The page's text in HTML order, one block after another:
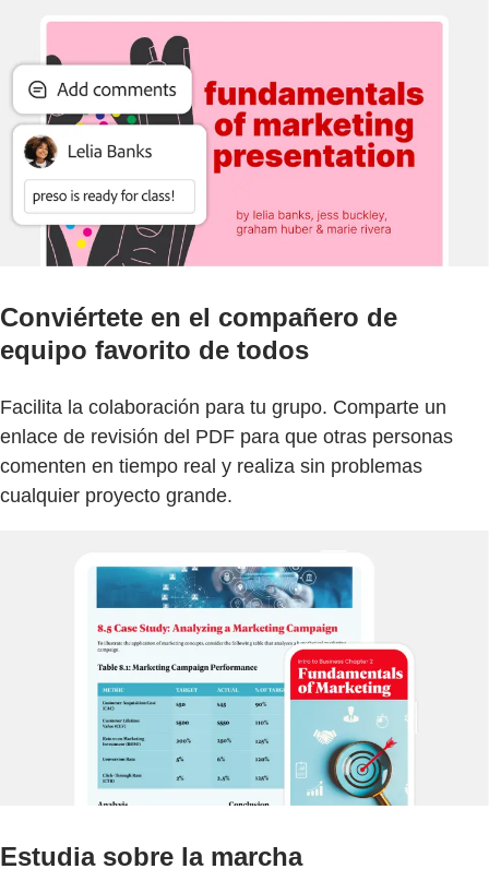
Conviértete en el compañero de
equipo favorito de todos
Facilita la colaboración para tu grupo. Comparte un
enlace de revisión del PDF para que otras personas
comenten en tiempo real y realiza sin problemas
cualquier proyecto grande.
Estudia sobre la marcha